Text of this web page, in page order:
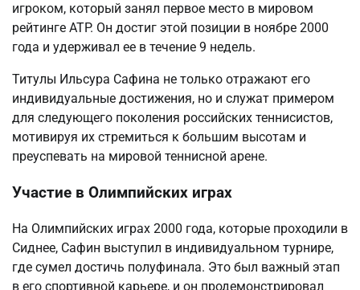
игроком, который занял первое место в мировом
рейтинге ATP. Он достиг этой позиции в ноябре 2000
года и удерживал ее в течение 9 недель.
Титулы Ильсура Сафина не только отражают его
индивидуальные достижения, но и служат примером
для следующего поколения российских теннисистов,
мотивируя их стремиться к большим высотам и
преуспевать на мировой теннисной арене.
Участие в Олимпийских играх
На Олимпийских играх 2000 года, которые проходили в
Сиднее, Сафин выступил в индивидуальном турнире,
где сумел достичь полуфинала. Это был важный этап
в его спортивной карьере, и он продемонстрировал